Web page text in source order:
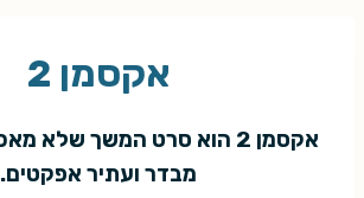
אקסמן 2
אקסמן 2 הוא סרט המשך שלא
מבדר ועתיר אפקטים.